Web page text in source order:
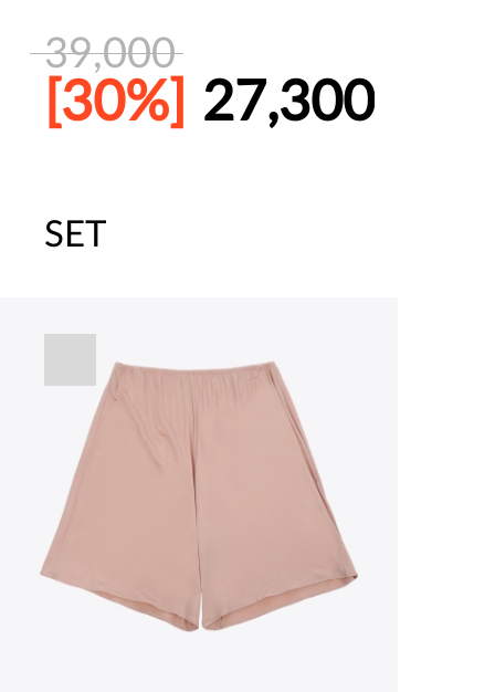
39,000
[30%] 27,300
주말특가 20%(8.7~8.9)/5만원 이
[썸머블프] 2만원 할인 쿠폰(8.1~31)
SET